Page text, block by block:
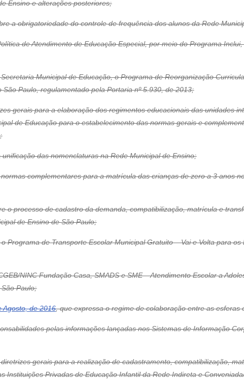
Ensino e alterações posteriores;
a obrigatoriedade do controle de frequência dos alunos da Rede
de Atendimento de Educação Especial, por meio do Programa
Municipal de Educação, o Programa de Reorganização
Paulo, regulamentado pela Portaria nº 5.930, de 2013;
gerais para a elaboração dos regimentos educacionais das unidades
de Educação para o estabelecimento das normas gerais e
das nomenclaturas na Rede Municipal de Ensino;
complementares para a matrícula das crianças de zero a 3 anos
o processo de cadastro da demanda, compatibilização, matrícula e
de Ensino de São Paulo;
Programa de Transporte Escolar Municipal Gratuito – Vai e Volta para
NINC Fundação Casa, SMADS e SME – Atendimento Escolar a
Paulo;
Agosto, de 2016, que expressa o regime de colaboração entre as esferas
pelas informações lançadas nos Sistemas de Informação
gerais para a realização de cadastramento, compatibilização,
Instituições Privadas de Educação Infantil da Rede Indireta e